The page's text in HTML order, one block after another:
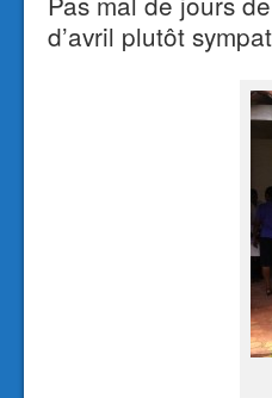
d’avril plutôt